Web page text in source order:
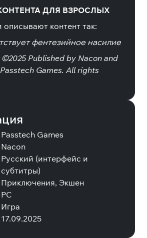
ДЛЯ ВЗРОСЛЫХ
описывают контент так:
фентезийное насилие
Published by Nacon and
Games. All rights
Passtech Games
Nacon
Русский (интерфейс и
субтитры)
Приключения, Экшен
PC
Игра
17.09.2025